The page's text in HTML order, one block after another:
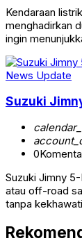
Kendaraan
menghadirkan
ingin
News Update
Suzuki
0
Suzuki Jimny
atau off-road
tanpa